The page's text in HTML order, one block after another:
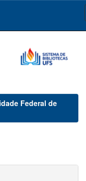
Federal de